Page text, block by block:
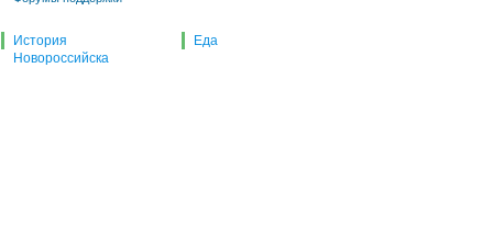
История
Новороссийска
Еда